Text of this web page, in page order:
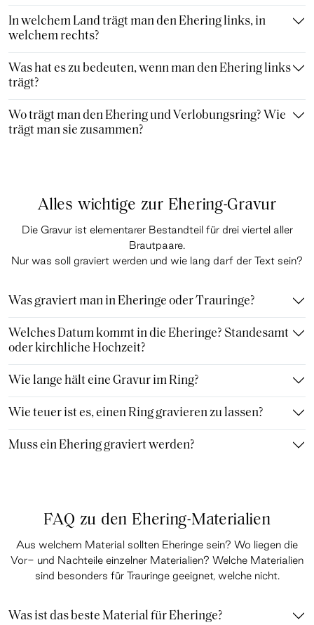
In welchem Land trägt man den Ehering links, in
welchem rechts?
Was hat es zu bedeuten, wenn man den Ehering links
trägt?
Wo trägt man den Ehering und Verlobungsring? Wie
trägt man sie zusammen?
Alles wichtige zur Ehering-Gravur
Die Gravur ist elementarer Bestandteil für drei viertel aller
Brautpaare.
Nur was soll graviert werden und wie lang darf der Text sein?
Was graviert man in Eheringe oder Trauringe?
Welches Datum kommt in die Eheringe? Standesamt
oder kirchliche Hochzeit?
Wie lange hält eine Gravur im Ring?
Wie teuer ist es, einen Ring gravieren zu lassen?
Muss ein Ehering graviert werden?
FAQ zu den Ehering-Materialien
Aus welchem Material sollten Eheringe sein? Wo liegen die
Vor- und Nachteile einzelner Materialien? Welche Materialien
sind besonders für Trauringe geeignet, welche nicht.
Was ist das beste Material für Eheringe?